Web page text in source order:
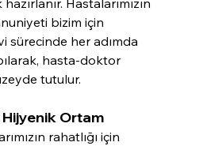
bizim için
sürecinde her adımda
hasta-doktor
tutulur.
Ortam
rahatlığı için